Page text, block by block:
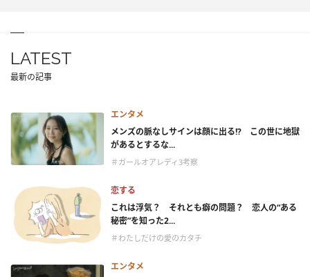
LATEST
最新の記事
エンタメ
メンズの脈なしサインは顔に出る!? この世に地獄
があるとするな...
＃ガールオアレディ3考察
恋する
これは浮気？ それとも癖の問題？ 恋人の“ある
秘密”を知った2...
＃わたしだけの愛のカタチ
エンタメ